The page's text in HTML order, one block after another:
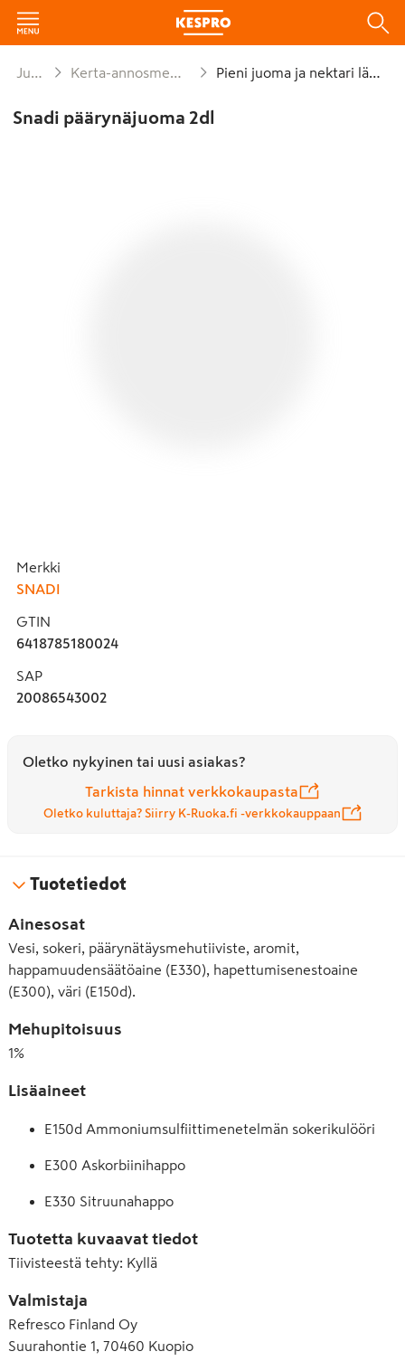
Juomat Kerta-annosmehut lämmin Pieni juoma ja nektari lämmin
Snadi päärynäjuoma 2dl
Merkki
SNADI
GTIN
6418785180024
SAP
20086543002
Oletko nykyinen tai uusi asiakas?
Tarkista hinnat verkkokaupasta
Oletko kuluttaja? Siirry K-Ruoka.fi -verkkokauppaan
Tuotetiedot
Ainesosat
Vesi, sokeri, päärynätäysmehutiiviste, aromit,
happamuudensäätöaine (E330), hapettumisenestoaine
(E300), väri (E150d).
Mehupitoisuus
1%
Lisäaineet
E150d Ammoniumsulfiittimenetelmän sokerikulööri
E300 Askorbiinihappo
E330 Sitruunahappo
Tuotetta kuvaavat tiedot
Tiivisteestä tehty: Kyllä
Valmistaja
Refresco Finland Oy
Suurahontie 1, 70460 Kuopio